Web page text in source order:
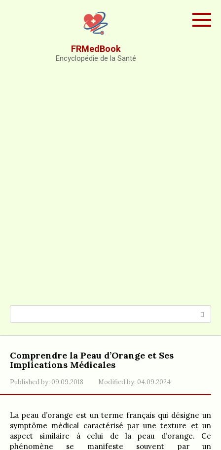
FRMedBook
Encyclopédie de la Santé
Comprendre la Peau d’Orange et Ses
Implications Médicales
Published by: 09.09.2018 Modified by: 04.09.2024
La peau d’orange est un terme français qui désigne un
symptôme médical caractérisé par une texture et un
aspect similaire à celui de la peau d’orange. Ce
phénomène se manifeste souvent par un